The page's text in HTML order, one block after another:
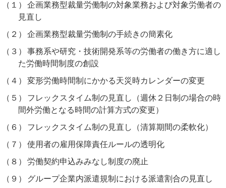
（１）
企画業務型裁量労働制の対象業務および対象労働者の
見直し
（２）
企画業務型裁量労働制の手続きの簡素化
（３）
事務系や研究・技術開発系等の労働者の働き方に適し
た労働時間制度の創設
（４）
変形労働時間制にかかる天災時カレンダーの変更
（５）
フレックスタイム制の見直し（週休２日制の場合の時
間外労働となる時間の計算方式の変更）
（６）
フレックスタイム制の見直し（清算期間の柔軟化）
（７）
使用者の雇用保障責任ルールの透明化
（８）
労働契約申込みみなし制度の廃止
（９）
グループ企業内派遣規制における派遣割合の見直し